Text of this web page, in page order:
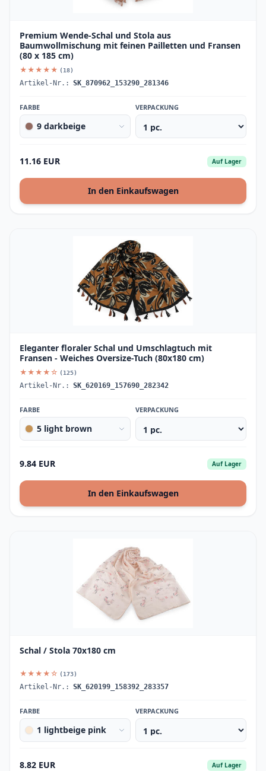
Premium Wende-Schal und Stola aus
Baumwollmischung mit feinen Pailletten und Fransen
(80 x 185 cm)
★★★★★ (18)
Artikel-Nr.: SK_870962_153290_281346
FARBE
9 darkbeige
VERPACKUNG
11.16 EUR Auf Lager
In den Einkaufswagen
Eleganter floraler Schal und Umschlagtuch mit
Fransen - Weiches Oversize-Tuch (80x180 cm)
★★★★☆ (125)
Artikel-Nr.: SK_620169_157690_282342
FARBE
5 light brown
VERPACKUNG
9.84 EUR Auf Lager
In den Einkaufswagen
Schal / Stola 70x180 cm
★★★★☆ (173)
Artikel-Nr.: SK_620199_158392_283357
FARBE
1 lightbeige pink
VERPACKUNG
8.82 EUR Auf Lager